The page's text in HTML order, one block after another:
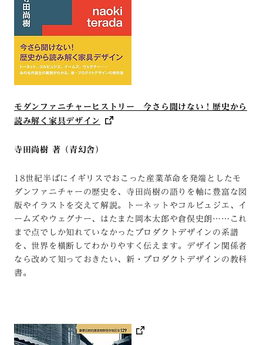
モダンファニチャーヒストリー 今さら聞けない！歴史から
読み解く家具デザイン
寺田尚樹 著（青幻舎）
18世紀半ばにイギリスでおこった産業革命を発端としたモ
ダンファニチャーの歴史を、寺田尚樹の語りを軸に豊富な図
版やイラストを交えて解説。トーネットやコルビュジエ、イ
ームズやウェグナー、はたまた岡本太郎や倉俣史朗……これ
まで点でしか知れていなかったプロダクトデザインの系譜
を、世界を横断してわかりやすく伝えます。デザイン関係者
なら改めて知っておきたい、新・プロダクトデザインの教科
書。